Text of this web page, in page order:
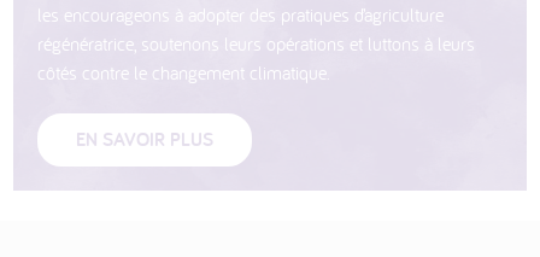
les encourageons à adopter des pratiques d’agriculture
régénératrice, soutenons leurs opérations et luttons à leurs
côtés contre le changement climatique.
EN SAVOIR PLUS